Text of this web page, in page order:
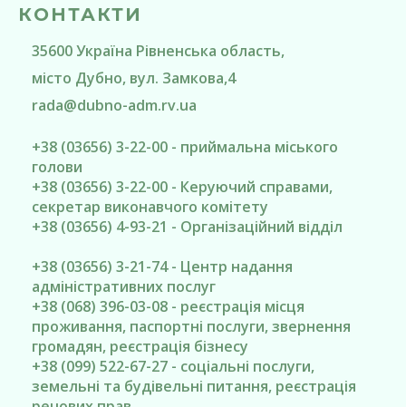
КОНТАКТИ
35600Україна Рівненська область,
місто Дубно, вул. Замкова,4
rada@dubno-adm.rv.ua
+38 (03656) 3-22-00 - приймальна міського
голови
+38 (03656) 3-22-00 - Керуючий справами,
секретар виконавчого комітету
+38 (03656) 4-93-21 - Організаційний відділ
+38 (03656) 3-21-74 - Центр надання
адміністративних послуг
+38 (068) 396-03-08 - реєстрація місця
проживання, паспортні послуги, звернення
громадян, реєстрація бізнесу
+38 (099) 522-67-27 - соціальні послуги,
земельні та будівельні питання, реєстрація